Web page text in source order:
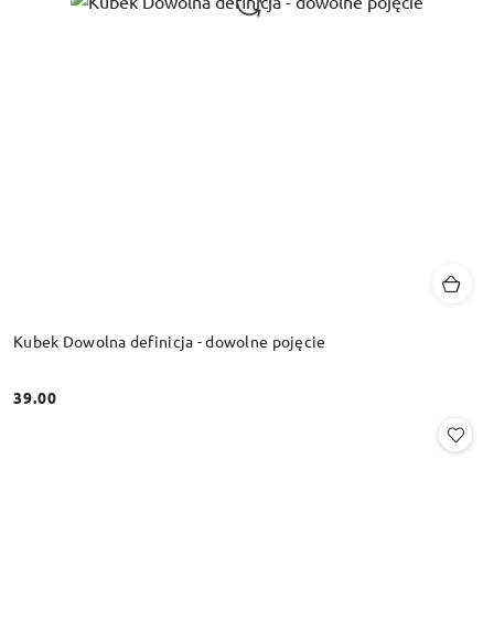
Kubek Dowolna definicja - dowolne pojęcie
Cena:
39.00